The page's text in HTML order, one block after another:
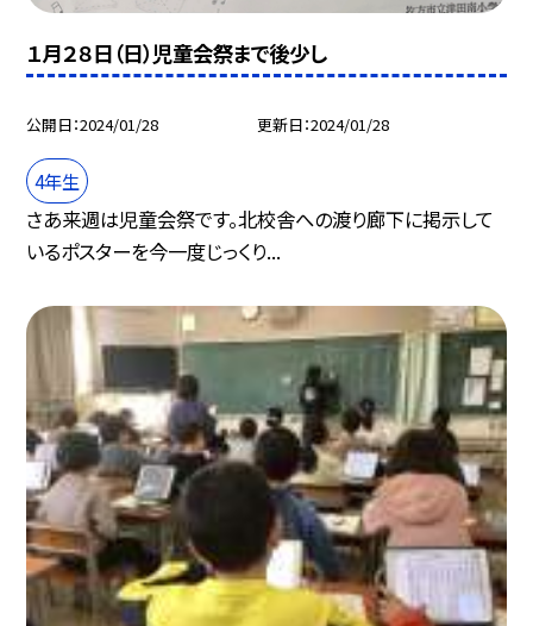
１月２８日（日）児童会祭まで後少し
公開日 2024/01/28 更新日 2024/01/28
4年生
さあ来週は児童会祭です。北校舎への渡り廊下に掲示して
いるポスターを今一度じっくり...